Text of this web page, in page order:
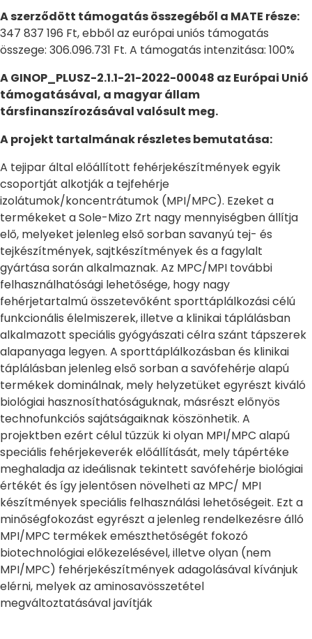
A szerződött támogatás összegéből a MATE része:
347 837 196 Ft, ebből az európai uniós támogatás
összege: 306.096.731 Ft. A támogatás intenzitása: 100%
A GINOP_PLUSZ-2.1.1-21-2022-00048 az Európai Unió
támogatásával, a magyar állam
társfinanszírozásával valósult meg.
A projekt tartalmának részletes bemutatása:
A tejipar által előállított fehérjekészítmények egyik
csoportját alkotják a tejfehérje
izolátumok/koncentrátumok (MPI/MPC). Ezeket a
termékeket a Sole-Mizo Zrt nagy mennyiségben állítja
elő, melyeket jelenleg első sorban savanyú tej- és
tejkészítmények, sajtkészítmények és a fagylalt
gyártása során alkalmaznak. Az MPC/MPI további
felhasználhatósági lehetősége, hogy nagy
fehérjetartalmú összetevőként sporttáplálkozási célú
funkcionális élelmiszerek, illetve a klinikai táplálásban
alkalmazott speciális gyógyászati célra szánt tápszerek
alapanyaga legyen. A sporttáplálkozásban és klinikai
táplálásban jelenleg első sorban a savófehérje alapú
termékek dominálnak, mely helyzetüket egyrészt kiváló
biológiai hasznosíthatóságuknak, másrészt előnyös
technofunkciós sajátságaiknak köszönhetik. A
projektben ezért célul tűzzük ki olyan MPI/MPC alapú
speciális fehérjekeverék előállítását, mely tápértéke
meghaladja az ideálisnak tekintett savófehérje biológiai
értékét és így jelentősen növelheti az MPC/ MPI
készítmények speciális felhasználási lehetőségeit. Ezt a
minőségfokozást egyrészt a jelenleg rendelkezésre álló
MPI/MPC termékek emészthetőségét fokozó
biotechnológiai előkezelésével, illetve olyan (nem
MPI/MPC) fehérjekészítmények adagolásával kívánjuk
elérni, melyek az aminosavösszetétel
megváltoztatásával javítják